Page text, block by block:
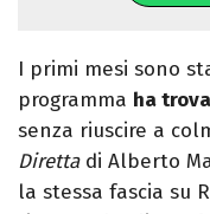
I primi mesi sono
programma ha
senza riuscire a
Direttadi Alberto
la stessa fascia su